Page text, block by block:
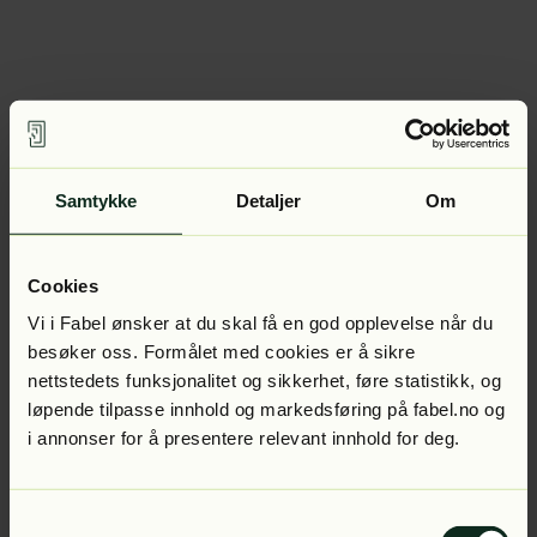
Samtykke Detaljer Om
Cookies
Vi i Fabel ønsker at du skal få en god opplevelse når du
besøker oss. Formålet med cookies er å sikre
nettstedets funksjonalitet og sikkerhet, føre statistikk, og
løpende tilpasse innhold og markedsføring på fabel.no og
i annonser for å presentere relevant innhold for deg.